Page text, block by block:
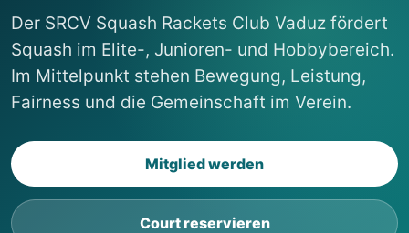
Der SRCV Squash Rackets Club Vaduz fördert
Squash im Elite-, Junioren- und Hobbybereich.
Im Mittelpunkt stehen Bewegung, Leistung,
Fairness und die Gemeinschaft im Verein.
Mitglied werden
Court reservieren